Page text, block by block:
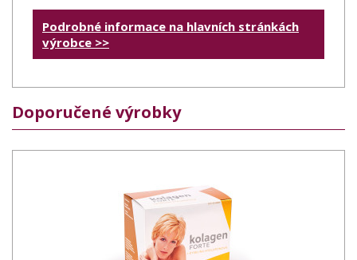
Podrobné informace na hlavních stránkách
výrobce >>
Doporučené výrobky